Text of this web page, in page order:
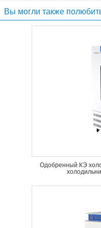
Вы могли также
Одобренный КЭ